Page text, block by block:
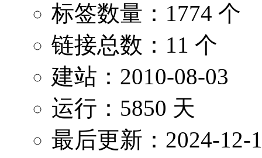
标签数量：1774 个
链接总数：11 个
建站：2010-08-03
运行：5850 天
最后更新：2024-12-